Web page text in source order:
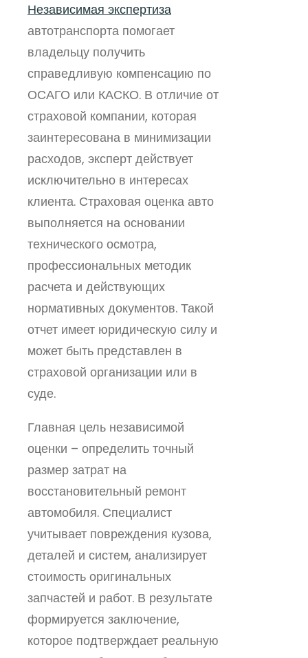
Независимая экспертиза
автотранспорта помогает
владельцу получить
справедливую компенсацию по
ОСАГО или КАСКО. В отличие от
страховой компании, которая
заинтересована в минимизации
расходов, эксперт действует
исключительно в интересах
клиента. Страховая оценка авто
выполняется на основании
технического осмотра,
профессиональных методик
расчета и действующих
нормативных документов. Такой
отчет имеет юридическую силу и
может быть представлен в
страховой организации или в
суде.
Главная цель независимой
оценки – определить точный
размер затрат на
восстановительный ремонт
автомобиля. Специалист
учитывает повреждения кузова,
деталей и систем, анализирует
стоимость оригинальных
запчастей и работ. В результате
формируется заключение,
которое подтверждает реальную